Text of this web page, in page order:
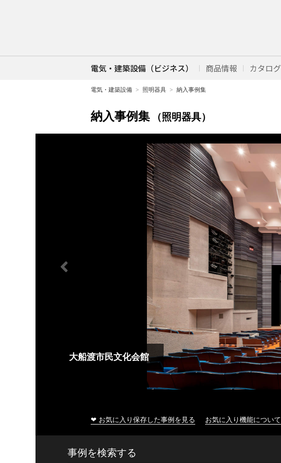
電気・建築設備（ビジネス） 商品情報 カタログ
電気・建築設備 照明器具 納入事例集
納入事例集 （照明器具）
大船渡市民文化会館
❤ お気に入り保存した事例を見る お気に入り機能について
事例を検索する